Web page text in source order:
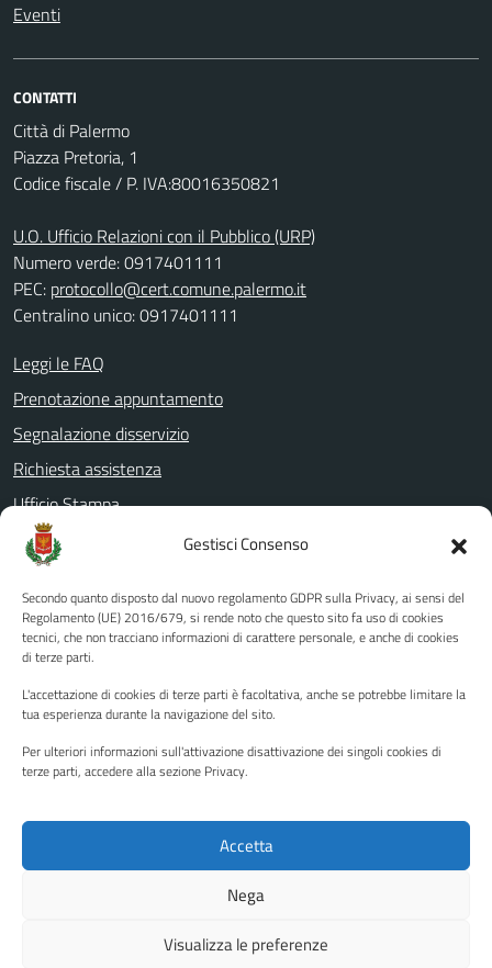
Gestisci Consenso
Secondo quanto disposto dal nuovo regolamento GDPR sulla Privacy, ai sensi del
Regolamento (UE) 2016/679, si rende noto che questo sito fa uso di cookies
tecnici, che non tracciano informazioni di carattere personale, e anche di cookies
di terze parti.
L'accettazione di cookies di terze parti è facoltativa, anche se potrebbe limitare la
tua esperienza durante la navigazione del sito.
Per ulteriori informazioni sull'attivazione disattivazione dei singoli cookies di
terze parti, accedere alla sezione Privacy.
Accetta
Nega
Visualizza le preferenze
Eventi
CONTATTI
Città di Palermo
Piazza Pretoria, 1
Codice fiscale / P. IVA:80016350821
U.O. Ufficio Relazioni con il Pubblico (URP)
Numero verde: 0917401111
PEC: protocollo@cert.comune.palermo.it
Centralino unico: 0917401111
Leggi le FAQ
Prenotazione appuntamento
Segnalazione disservizio
Richiesta assistenza
Ufficio Stampa
Amministrazione Trasparente
Albo pretorio
Informativa privacy
Note legali
Piano di miglioramento del sito
Instagram